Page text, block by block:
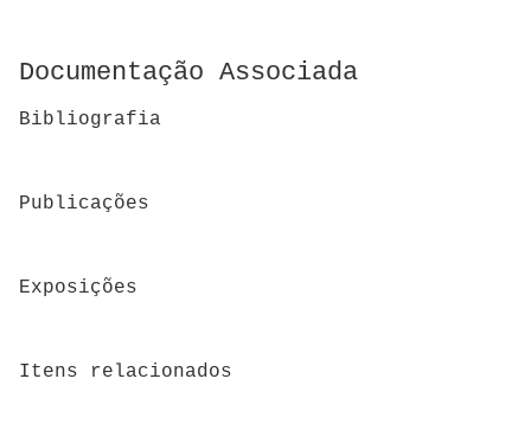
Documentação Associada
Bibliografia
Publicações
Exposições
Itens relacionados